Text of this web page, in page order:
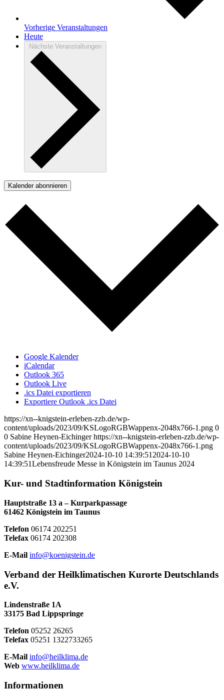
Vorherige Veranstaltungen
Heute
Nächste Veranstaltungen
Kalender abonnieren
Google Kalender
iCalendar
Outlook 365
Outlook Live
.ics Datei exportieren
Exportiere Outlook .ics Datei
https://xn--knigstein-erleben-zzb.de/wp-
content/uploads/2023/09/KSLogoRGBWappenx-2048x766-1.png 0
0 Sabine Heynen-Eichinger https://xn--knigstein-erleben-zzb.de/wp-
content/uploads/2023/09/KSLogoRGBWappenx-2048x766-1.png
Sabine Heynen-Eichinger2024-10-10 14:39:512024-10-10
14:39:51Lebensfreude Messe in Königstein im Taunus 2024
Kur- und Stadtinformation Königstein
Hauptstraße 13 a – Kurparkpassage
61462 Königstein im Taunus
Telefon 06174 202251
Telefax 06174 202308
E-Mail info@koenigstein.de
Verband der Heilklimatischen Kurorte Deutschlands
e.V.
Lindenstraße 1A
33175 Bad Lippspringe
Telefon 05252 26265
Telefax 05251 1322733265
E-Mail info@heilklima.de
Web www.heilklima.de
Informationen